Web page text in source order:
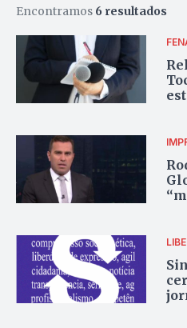
Encontramos 6 resultados